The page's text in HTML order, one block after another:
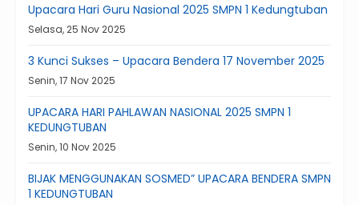
Upacara Hari Guru Nasional 2025 SMPN 1 Kedungtuban
Selasa, 25 Nov 2025
3 Kunci Sukses – Upacara Bendera 17 November 2025
Senin, 17 Nov 2025
UPACARA HARI PAHLAWAN NASIONAL 2025 SMPN 1
KEDUNGTUBAN
Senin, 10 Nov 2025
BIJAK MENGGUNAKAN SOSMED” UPACARA BENDERA SMPN
1 KEDUNGTUBAN